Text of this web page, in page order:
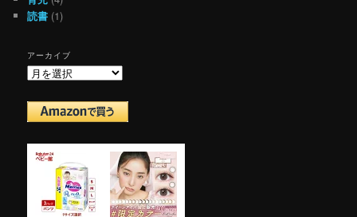
読書 (1)
アーカイブ
ア
カ
イ